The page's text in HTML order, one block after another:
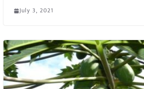
July 3, 2021